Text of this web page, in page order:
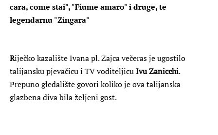
cara, come stai", "Fiume amaro" i druge, te
legendarnu "Zingara"
Riječko kazalište Ivana pl. Zajca večeras je ugostilo
talijansku pjevačicu i TV voditeljicuIvu Zanicchi.
Prepuno gledalište govori koliko je ova talijanska
glazbena diva bila željeni gost.